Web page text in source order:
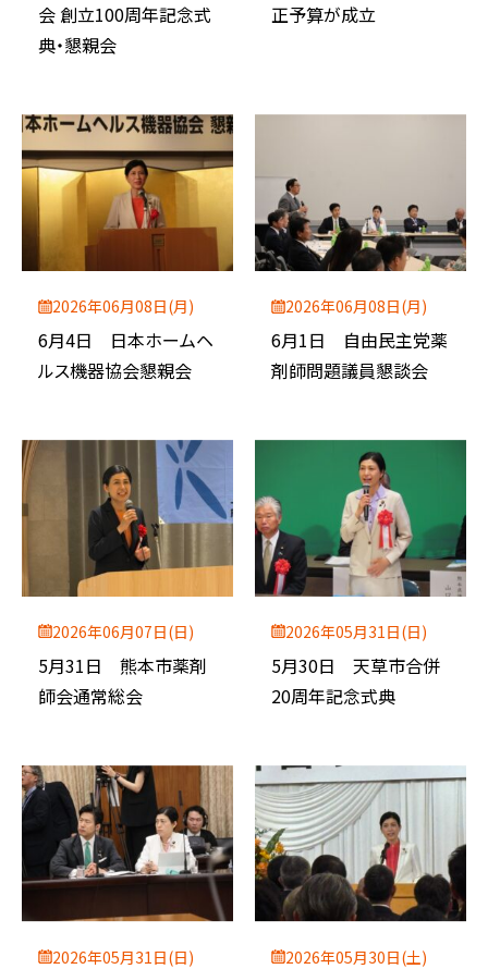
会 創立100周年記念式
典・懇親会
正予算が成立
2026年06月08日(月)
6月4日 日本ホームヘ
ルス機器協会懇親会
2026年06月08日(月)
6月1日 自由民主党薬
剤師問題議員懇談会
2026年06月07日(日)
5月31日 熊本市薬剤
師会通常総会
2026年05月31日(日)
5月30日 天草市合併
20周年記念式典
2026年05月31日(日) 2026年05月30日(土)